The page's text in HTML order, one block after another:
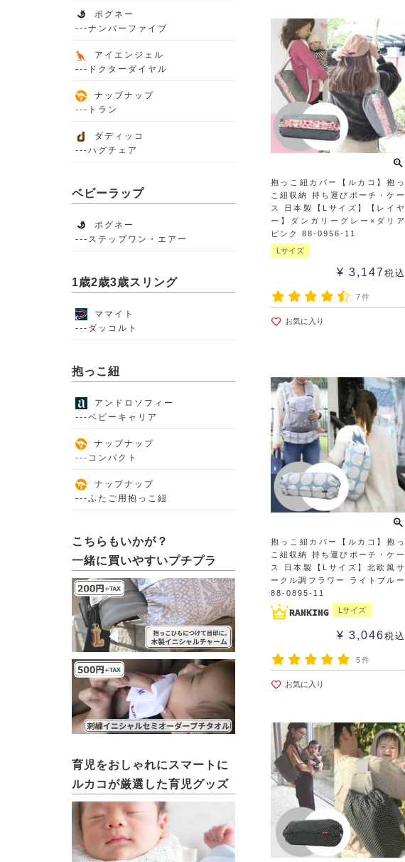
抱っこ紐カバー【ルカコ】抱っ
こ紐収納 持ち運びポーチ・ケー
ス 日本製【Lサイズ】【レイヤ
ー】ダンガリーグレー×ダリア
ピンク 88-0956-11
Lサイズ
¥ 3,147 税込
7件
お気に入り
抱っこ紐カバー【ルカコ】抱っ
こ紐収納 持ち運びポーチ・ケー
ス 日本製【Lサイズ】北欧風サ
ークル調フラワー ライトブルー
88-0895-11
Lサイズ
¥ 3,046税込
5件
お気に入り
ポグネー
---ナンバーファイブ
アイエンジェル
---ドクターダイヤル
ナップナップ
---トラン
ダディッコ
---ハグチェア
ベビーラップ
ポグネー
---ステップワン・エアー
1歳2歳3歳スリング
ママイト
---ダッコルト
抱っこ紐
アンドロソフィー
---ベビーキャリア
ナップナップ
---コンパクト
ナップナップ
---ふたご用抱っこ紐
こちらもいかが？
一緒に買いやすいプチプラ
育児をおしゃれにスマートに
ルカコが厳選した育児グッズ